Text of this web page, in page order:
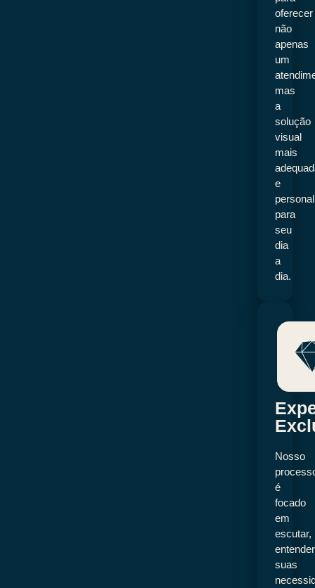
oferecer
não
apenas
um
mas
a
solução
visual
mais
e
para
seu
dia
a
dia.
Nosso
é
focado
em
escutar,
entender
suas